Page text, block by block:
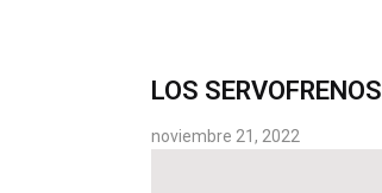
LOS SERVOFRENOS
noviembre 21, 2022